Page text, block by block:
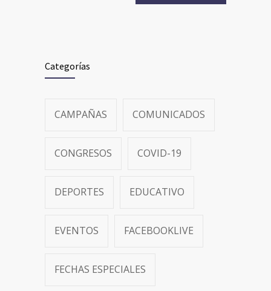
Categorías
CAMPAÑAS COMUNICADOS
CONGRESOS COVID-19
DEPORTES EDUCATIVO
EVENTOS FACEBOOKLIVE
FECHAS ESPECIALES